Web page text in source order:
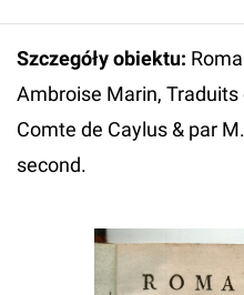
Szczegóły obiektu:
Ambroise Marin, Traduits
Comte de Caylus & par
second.